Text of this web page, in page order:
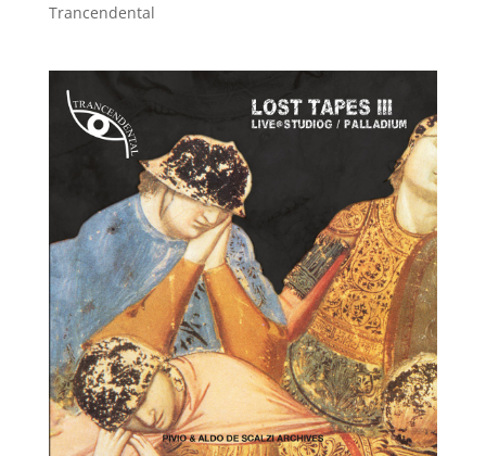
Trancendental